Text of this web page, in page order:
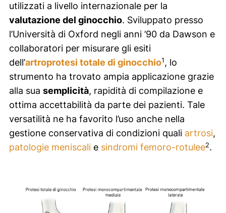
utilizzati a livello internazionale per la
valutazione del ginocchio. Sviluppato presso
l’Università di Oxford negli anni ’90 da Dawson e
collaboratori per misurare gli esiti
dell’artroprotesi totale di ginocchio1, lo
strumento ha trovato ampia applicazione grazie
alla sua semplicità, rapidità di compilazione e
ottima accettabilità da parte dei pazienti. Tale
versatilità ne ha favorito l’uso anche nella
gestione conservativa di condizioni quali artrosi,
patologie meniscalie sindromi femoro-rotulee2.